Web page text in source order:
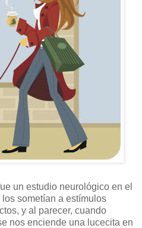
un estudio neurológico en el
sometían a estímulos
y al parecer, cuando
nos enciende una lucecita en